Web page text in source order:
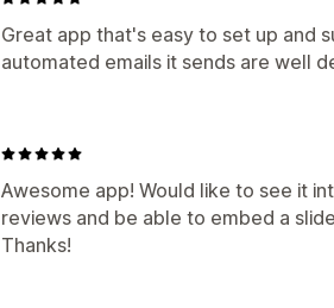
Great app that's easy to set up and
automated emails it sends are well
Awesome app! Would like to see it
reviews and be able to embed a
Thanks!